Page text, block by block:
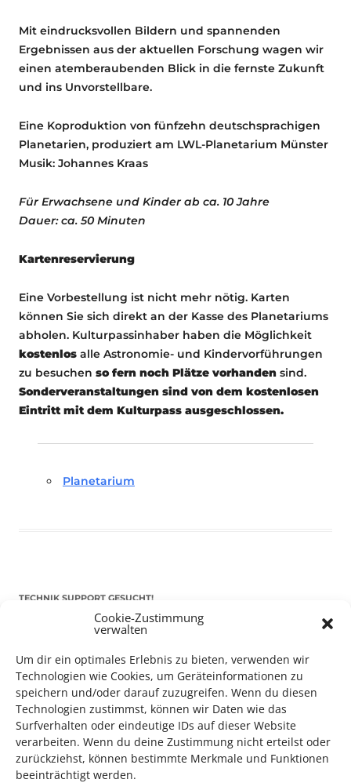
Cookie-Zustimmung
verwalten
Um dir ein optimales Erlebnis zu bieten, verwenden wir
Technologien wie Cookies, um Geräteinformationen zu
speichern und/oder darauf zuzugreifen. Wenn du diesen
Technologien zustimmst, können wir Daten wie das
Surfverhalten oder eindeutige IDs auf dieser Website
verarbeiten. Wenn du deine Zustimmung nicht erteilst oder
zurückziehst, können bestimmte Merkmale und Funktionen
beeinträchtigt werden.
Mit eindrucksvollen Bildern und spannenden
Ergebnissen aus der aktuellen Forschung wagen wir
einen atemberaubenden Blick in die fernste Zukunft
und ins Unvorstellbare.
Eine Koproduktion von fünfzehn deutschsprachigen
Planetarien, produziert am LWL-Planetarium Münster
Musik: Johannes Kraas
Für Erwachsene und Kinder ab ca. 10 Jahre
Dauer: ca. 50 Minuten
Kartenreservierung
Eine Vorbestellung ist nicht mehr nötig. Karten
können Sie sich direkt an der Kasse des Planetariums
abholen. Kulturpassinhaber haben die Möglichkeit
kostenlos alle Astronomie- und Kindervorführungen
zu besuchen so fern noch Plätze vorhanden sind.
Sonderveranstaltungen sind von dem kostenlosen
Eintritt mit dem Kulturpass ausgeschlossen.
Planetarium
TECHNIK SUPPORT GESUCHT!
Das Kulturparkett freut sich stets über
Mithilfe im Bereich Technik . Sie haben Interesse? Dann
melden Sie sich unterinfo@kulturparkett-rhein-neckar.de
*KULTURTIPP SOMMERPAUSE: FESTIVAL DES DEUTSCHEN FILMS*